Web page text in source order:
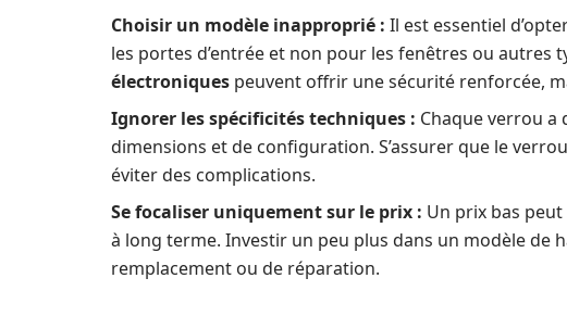
Choisir un modèle inapproprié : Il est essentiel
les portes d’entrée et non pour les fenêtres ou autres
électroniques peuvent offrir une sécurité renforcée,
Ignorer les spécificités techniques : Chaque verrou a
dimensions et de configuration. S’assurer que le
éviter des complications.
Se focaliser uniquement sur le prix : Un prix bas
à long terme. Investir un peu plus dans un modèle de
remplacement ou de réparation.